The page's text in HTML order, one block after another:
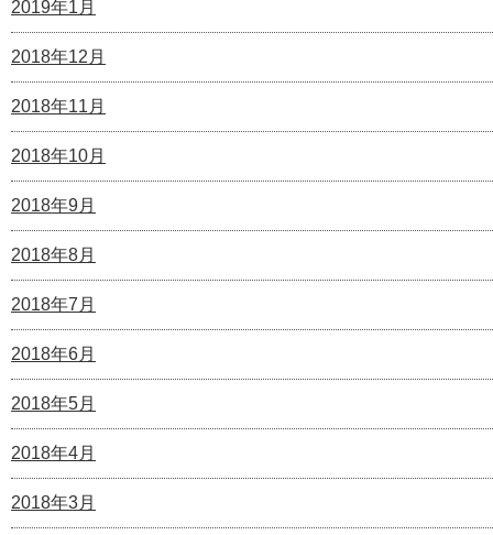
2019年1月
2018年12月
2018年11月
2018年10月
2018年9月
2018年8月
2018年7月
2018年6月
2018年5月
2018年4月
2018年3月